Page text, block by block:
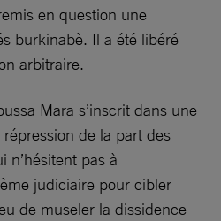
en question une
burkinabè. Il a été libéré
arbitraire.
Mara s’inscrit dans une
de la part des
n’hésitent pas à
judiciaire pour cibler
de museler la dissidence